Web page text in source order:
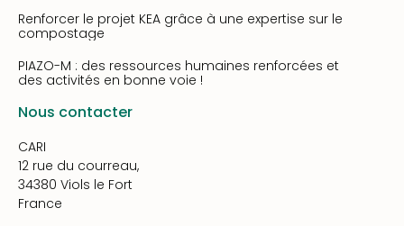
Renforcer le projet KEA grâce à une expertise sur le
compostage
PIAZO-M : des ressources humaines renforcées et
des activités en bonne voie !
Nous contacter
CARI
12 rue du courreau,
34380 Viols le Fort
France